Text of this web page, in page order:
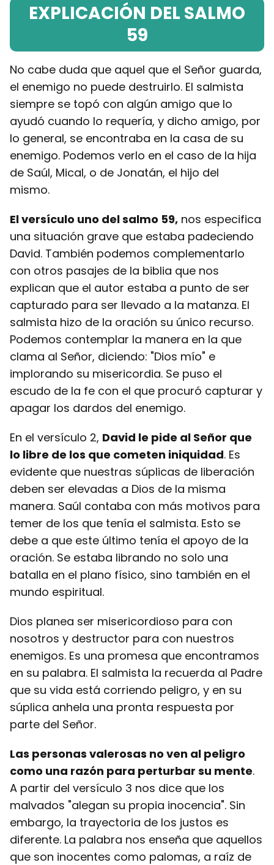
EXPLICACIÓN DEL SALMO
59
No cabe duda que aquel que el Señor guarda,
el enemigo no puede destruirlo. El salmista
siempre se topó con algún amigo que lo
ayudó cuando lo requería, y dicho amigo, por
lo general, se encontraba en la casa de su
enemigo. Podemos verlo en el caso de la hija
de Saúl, Mical, o de Jonatán, el hijo del
mismo.
El versículo uno del salmo 59, nos especifica
una situación grave que estaba padeciendo
David. También podemos complementarlo
con otros pasajes de la biblia que nos
explican que el autor estaba a punto de ser
capturado para ser llevado a la matanza. El
salmista hizo de la oración su único recurso.
Podemos contemplar la manera en la que
clama al Señor, diciendo: "Dios mío" e
implorando su misericordia. Se puso el
escudo de la fe con el que procuró capturar y
apagar los dardos del enemigo.
En el versículo 2, David le pide al Señor que
lo libre de los que cometen iniquidad. Es
evidente que nuestras súplicas de liberación
deben ser elevadas a Dios de la misma
manera. Saúl contaba con más motivos para
temer de los que tenía el salmista. Esto se
debe a que este último tenía el apoyo de la
oración. Se estaba librando no solo una
batalla en el plano físico, sino también en el
mundo espiritual.
Dios planea ser misericordioso para con
nosotros y destructor para con nuestros
enemigos. Es una promesa que encontramos
en su palabra. El salmista la recuerda al Padre
que su vida está corriendo peligro, y en su
súplica anhela una pronta respuesta por
parte del Señor.
Las personas valerosas no ven al peligro
como una razón para perturbar su mente.
A partir del versículo 3 nos dice que los
malvados "alegan su propia inocencia". Sin
embargo, la trayectoria de los justos es
diferente. La palabra nos enseña que aquellos
que son inocentes como palomas, a raíz de